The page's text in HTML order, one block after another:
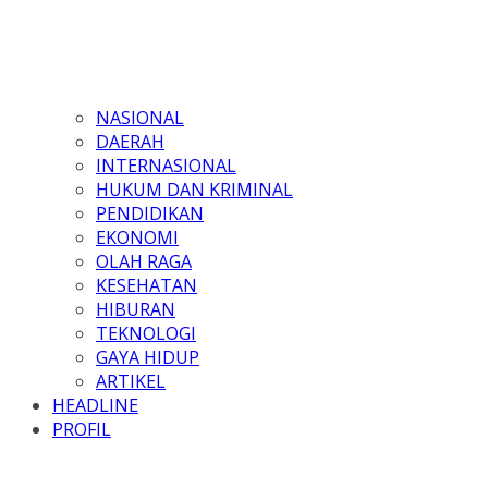
NASIONAL
DAERAH
INTERNASIONAL
HUKUM DAN KRIMINAL
PENDIDIKAN
EKONOMI
OLAH RAGA
KESEHATAN
HIBURAN
TEKNOLOGI
GAYA HIDUP
ARTIKEL
HEADLINE
PROFIL